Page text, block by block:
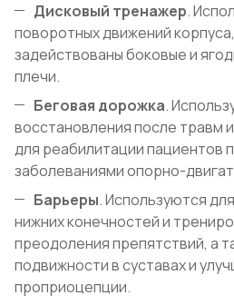
Дисковый тренажер.
поворотных движений
задействованы боковые и
плечи.
Беговая дорожка.
восстановления после травм
для реабилитации пациентов
заболеваниями опорно-
Барьеры. Используются
нижних конечностей и
преодоления препятствий, а
подвижности в суставах и
проприоцепции.